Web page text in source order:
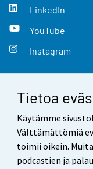
Tietoa
Käytämme
Välttämättömiä
toimii oikein.
podcastien ja
LinkedIn
YouTube
Instagram
Yhteystiedot
Palaute
Käyttöehdot